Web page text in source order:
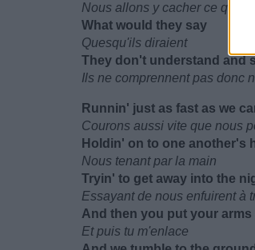
Nous allons y cacher ce que
What would they say
Quesqu'ils diraient
They don't understand and
Ils ne comprennent pas donc
Runnin' just as fast as we
Courons aussi vite que nous
Holdin' on to one another's
Nous tenant par la main
Tryin' to get away into the
Essayant de nous enfuirent à
And then you put your arms
Et puis tu m'enlace